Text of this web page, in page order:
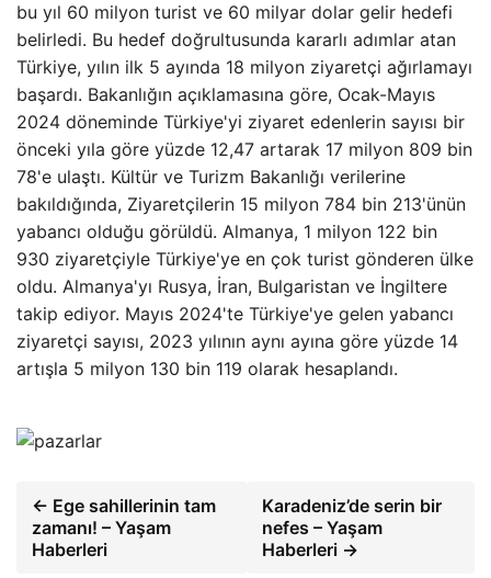
bu yıl 60 milyon turist ve 60 milyar dolar gelir hedefi
belirledi. Bu hedef doğrultusunda kararlı adımlar atan
Türkiye, yılın ilk 5 ayında 18 milyon ziyaretçi ağırlamayı
başardı. Bakanlığın açıklamasına göre, Ocak-Mayıs
2024 döneminde Türkiye'yi ziyaret edenlerin sayısı bir
önceki yıla göre yüzde 12,47 artarak 17 milyon 809 bin
78'e ulaştı. Kültür ve Turizm Bakanlığı verilerine
bakıldığında, Ziyaretçilerin 15 milyon 784 bin 213'ünün
yabancı olduğu görüldü. Almanya, 1 milyon 122 bin
930 ziyaretçiyle Türkiye'ye en çok turist gönderen ülke
oldu. Almanya'yı Rusya, İran, Bulgaristan ve İngiltere
takip ediyor. Mayıs 2024'te Türkiye'ye gelen yabancı
ziyaretçi sayısı, 2023 yılının aynı ayına göre yüzde 14
artışla 5 milyon 130 bin 119 olarak hesaplandı.
← Ege sahillerinin tam
zamanı! – Yaşam
Haberleri
Karadeniz’de serin bir
nefes – Yaşam
Haberleri →